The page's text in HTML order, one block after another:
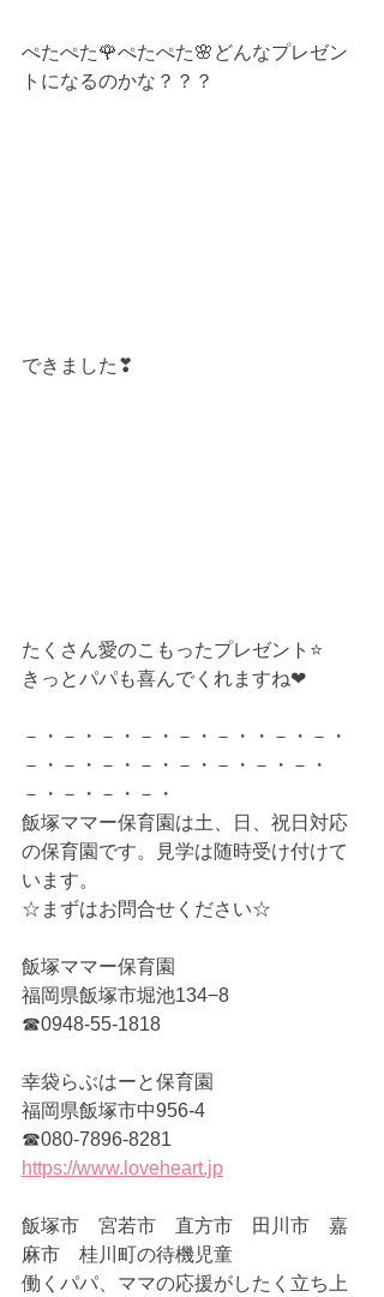
ぺたぺた🌹ぺたぺた🌸どんなプレゼン
トになるのかな？？？
できました❣
たくさん愛のこもったプレゼント⭐
きっとパパも喜んでくれますね❤
－・－・－・－・－・－・・－・－・
－・－・－・－・－・－・－・－・
－・－・－・－・
飯塚ママー保育園は土、日、祝日対応
の保育園です。見学は随時受け付けて
います。
☆まずはお問合せください☆
飯塚ママー保育園
福岡県飯塚市堀池134−8
☎0948-55-1818
幸袋らぶはーと保育園
福岡県飯塚市中956-4
☎080-7896-8281
https://www.loveheart.jp
飯塚市　宮若市　直方市　田川市　嘉
麻市　桂川町の待機児童
働くパパ、ママの応援がしたく立ち上